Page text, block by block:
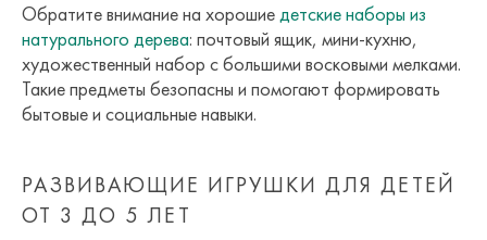
Обратите внимание на хорошиедетские наборы из
натурального дерева: почтовый ящик, мини-кухню,
художественный набор с большими восковыми мелками.
Такие предметы безопасны и помогают формировать
бытовые и социальные навыки.
РАЗВИВАЮЩИЕ ИГРУШКИ ДЛЯ ДЕТЕЙ
ОТ 3 ДО 5 ЛЕТ